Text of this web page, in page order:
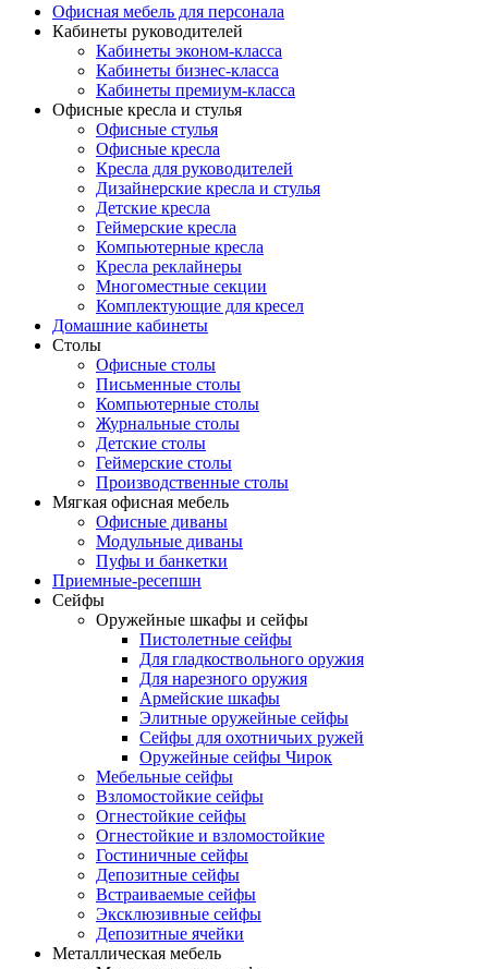
Офисная мебель для персонала
Кабинеты руководителей
Кабинеты эконом-класса
Кабинеты бизнес-класса
Кабинеты премиум-класса
Офисные кресла и стулья
Офисные стулья
Офисные кресла
Кресла для руководителей
Дизайнерские кресла и стулья
Детские кресла
Геймерские кресла
Компьютерные кресла
Кресла реклайнеры
Многоместные секции
Комплектующие для кресел
Домашние кабинеты
Столы
Офисные столы
Письменные столы
Компьютерные столы
Журнальные столы
Детские столы
Геймерские столы
Производственные столы
Мягкая офисная мебель
Офисные диваны
Модульные диваны
Пуфы и банкетки
Приемные-ресепшн
Сейфы
Оружейные шкафы и сейфы
Пистолетные сейфы
Для гладкоствольного оружия
Для нарезного оружия
Армейские шкафы
Элитные оружейные сейфы
Сейфы для охотничьих ружей
Оружейные сейфы Чирок
Мебельные сейфы
Взломостойкие сейфы
Огнестойкие сейфы
Огнестойкие и взломостойкие
Гостиничные сейфы
Депозитные сейфы
Встраиваемые сейфы
Эксклюзивные сейфы
Депозитные ячейки
Металлическая мебель